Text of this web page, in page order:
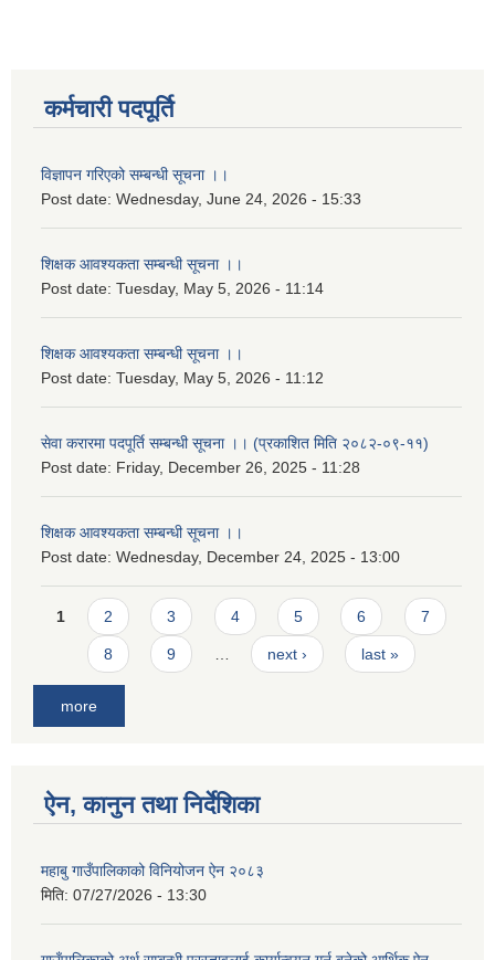
कर्मचारी पदपूर्ति
विज्ञापन गरिएको सम्बन्धी सूचना ।।
Post date: Wednesday, June 24, 2026 - 15:33
शिक्षक आवश्यकता सम्बन्धी सूचना ।।
Post date: Tuesday, May 5, 2026 - 11:14
शिक्षक आवश्यकता सम्बन्धी सूचना ।।
Post date: Tuesday, May 5, 2026 - 11:12
सेवा करारमा पदपूर्ति सम्बन्धी सूचना ।। (प्रकाशित मिति २०८२-०९-११)
Post date: Friday, December 26, 2025 - 11:28
शिक्षक आवश्यकता सम्बन्धी सूचना ।।
Post date: Wednesday, December 24, 2025 - 13:00
Pages
1 2 3 4 5 6 7
8 9 … next › last »
more
ऐन, कानुन तथा निर्देशिका
महाबु गाउँपालिकाको विनियोजन ऐन २०८३
मिति: 07/27/2026 - 13:30